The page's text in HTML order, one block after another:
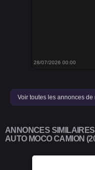
28/07/2026 00:00
Voir toutes les annonces de
ANNONCES
AUTO MOCO CAMION